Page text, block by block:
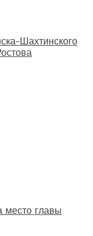
Шахтинского
место главы